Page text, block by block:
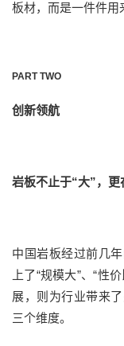
板材，而是一件件用
PART TWO
创新领航
岩板不止于“大”，更
中国岩板经过前几
上了“规模大”、“性
展，则为行业带来了
三个维度。